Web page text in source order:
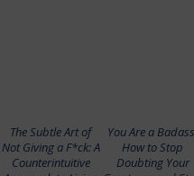
The Subtle Art of
Not Giving a F*ck: A
Counterintuitive
You Are a
How to Stop
Doubting Your